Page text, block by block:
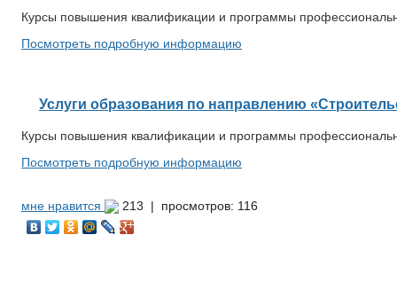
Курсы повышения квалификации и программы
Посмотреть подробную информацию
Услуги образования по направлению
Курсы повышения квалификации и программы
Посмотреть подробную информацию
мне нравится 213 | просмотров: 116